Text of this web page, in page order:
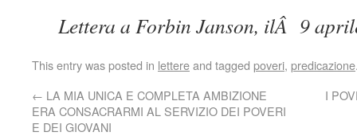
Lettera a Forbin Janson, ilÂ 9 ap
This entry was posted in lettereand tagged poveri, predicazione
← LA MIA UNICA E COMPLETA AMBIZIONE
ERA CONSACRARMI AL SERVIZIO DEI POVERI
E DEI GIOVANI
I